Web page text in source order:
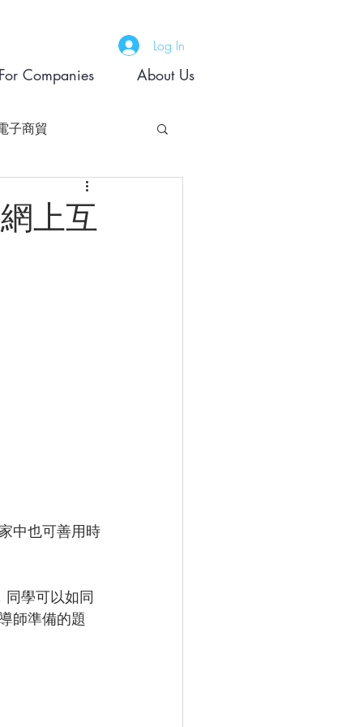
For Companies About Us
Log In
子商貿
上互
中也可善用時
同學可以如同
師準備的題